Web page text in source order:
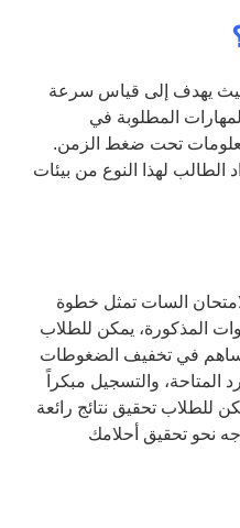
حيث يهدف إلى قياس سرعة
المطلوبة في
تحت ضغط الزمن.
الطالب لهذا النوع من بيئات
السات تمثل خطوة
المذكورة، يمكن للطلاب
يساهم في تخفيف الضغوطات
المتاحة، والتسجيل مبكراً
للطلاب تحقيق نتائج رائعة
نحو تحقيق أحلامك